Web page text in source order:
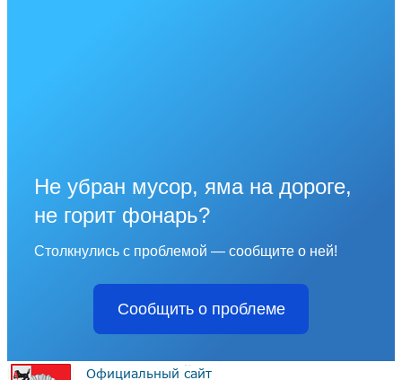
Не убран мусор, яма на дороге,
не горит фонарь?
Столкнулись с проблемой — сообщите о ней!
Сообщить о проблеме